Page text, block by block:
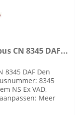
CN 8345 DAF...
8345 DAF Den
8345
NS Ex VAD,
Meer